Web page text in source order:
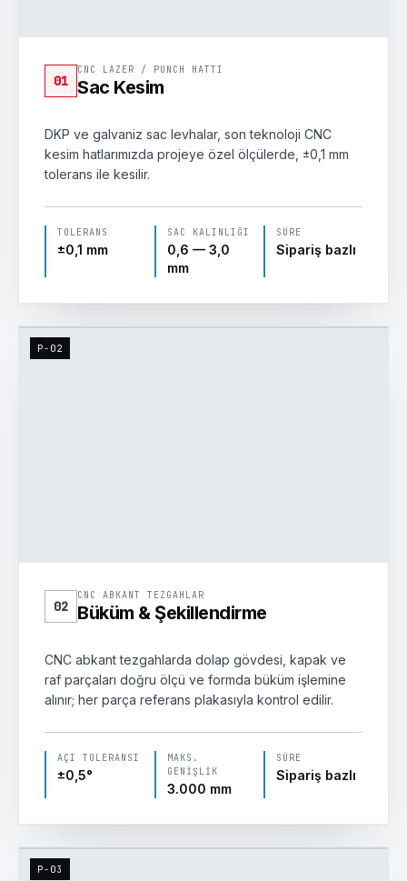
01
CNC LAZER / PUNCH HATTI
Sac Kesim
DKP ve galvaniz sac levhalar, son teknoloji CNC
kesim hatlarımızda projeye özel ölçülerde, ±0,1 mm
tolerans ile kesilir.
TOLERANS
±0,1 mm
SAC KALINLIĞI
0,6 — 3,0
mm
SÜRE
Sipariş bazlı
P-02
02
CNC ABKANT TEZGAHLAR
Büküm & Şekillendirme
CNC abkant tezgahlarda dolap gövdesi, kapak ve
raf parçaları doğru ölçü ve formda büküm işlemine
alınır; her parça referans plakasıyla kontrol edilir.
AÇI TOLERANSI
±0,5°
MAKS.
GENIŞLIK
3.000 mm
SÜRE
Sipariş bazlı
P-03